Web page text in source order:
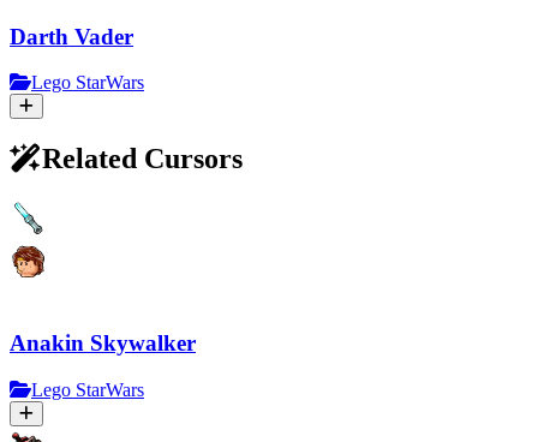
Darth Vader
Lego StarWars
Related Cursors
Anakin Skywalker
Lego StarWars